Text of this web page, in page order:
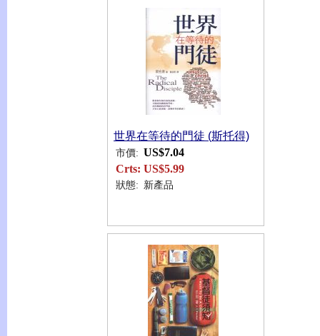
世界在等待的門徒 (斯托得)
市價: US$7.04
Crts: US$5.99
狀態: 新產品